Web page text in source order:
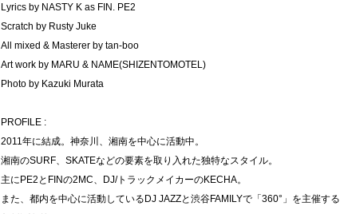
Lyrics by NASTY K as FIN. PE2
Scratch by Rusty Juke
All mixed & Masterer by tan-boo
Art work by MARU & NAME(SHIZENTOMOTEL)
Photo by Kazuki Murata
PROFILE :
2011年に結成。神奈川、湘南を中心に活動中。
湘南のSURF、SKATEなどの要素を取り入れた独特なスタイル。
主にPE2とFINの2MC、DJ/トラックメイカーのKECHA。
また、都内を中心に活動しているDJ JAZZと渋谷FAMILYで「360°」を主催する